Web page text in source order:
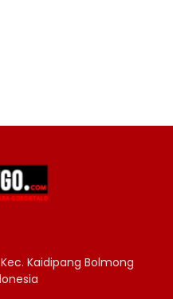
Kec. Kaidipang Bolmong